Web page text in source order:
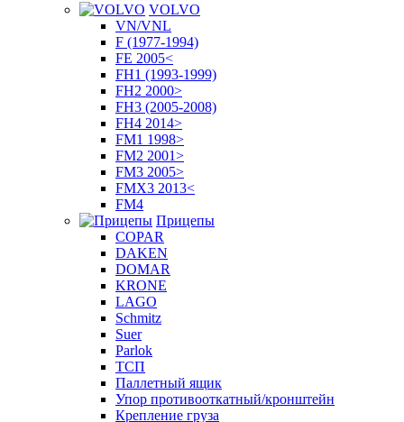
VOLVO
VN/VNL
F (1977-1994)
FE 2005<
FH1 (1993-1999)
FH2 2000>
FH3 (2005-2008)
FH4 2014>
FM1 1998>
FM2 2001>
FM3 2005>
FMX3 2013<
FM4
Прицепы
COPAR
DAKEN
DOMAR
KRONE
LAGO
Schmitz
Suer
Parlok
ТСП
Паллетный ящик
Упор противооткатный/кронштейн
Крепление груза